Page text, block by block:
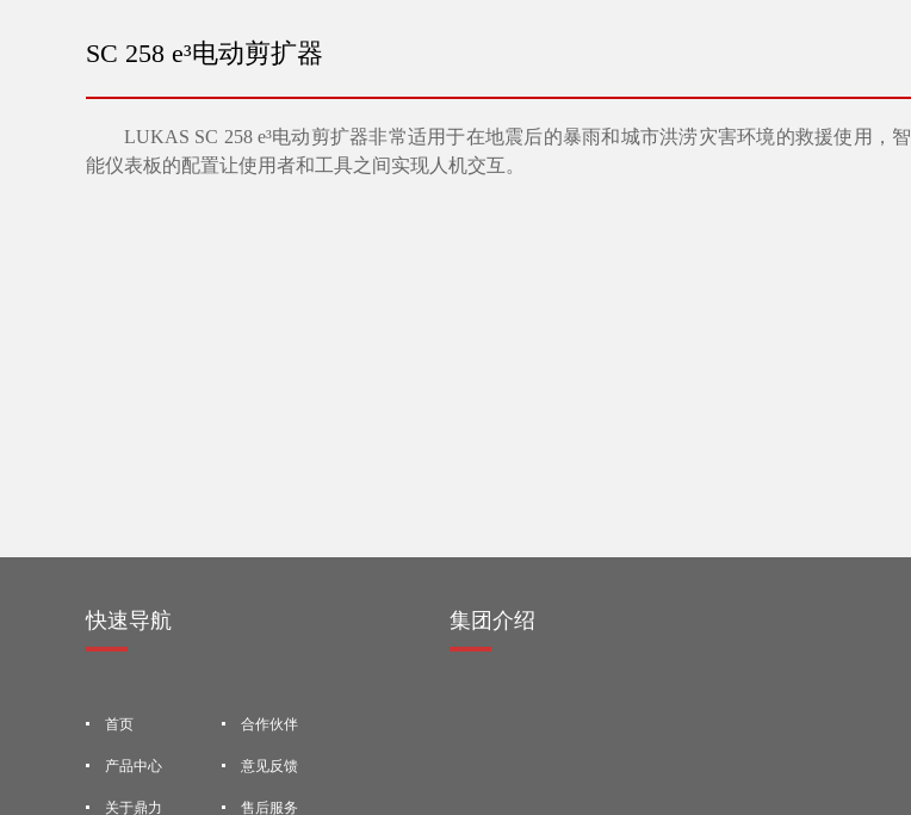
SC 258 e³电动剪扩器
LUKAS SC 258 e³电动剪扩器非常适用于在地震后的暴雨和城市洪涝灾害环境的救援使用，智
能仪表板的配置让使用者和工具之间实现人机交互。
快速导航
首页
产品中心
关于鼎力
合作伙伴
意见反馈
售后服务
集团介绍